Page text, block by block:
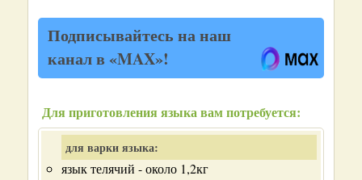
Подписывайтесь на наш
канал в «MAX»!
Для приготовления языка вам потребуется:
для варки языка:
язык телячий - около 1,2кг